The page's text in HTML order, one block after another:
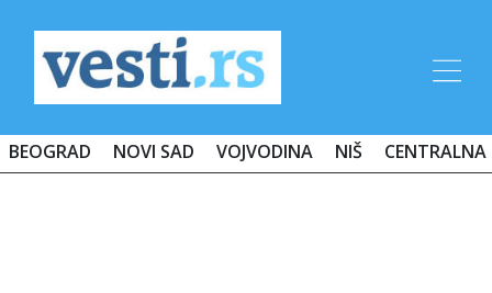
BEOGRAD NOVI SAD VOJVODINA NIŠ CENTRALNA